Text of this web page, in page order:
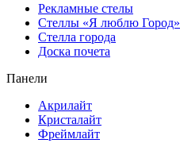
Рекламные стелы
Стеллы «Я люблю Город»
Стелла города
Доска почета
Панели
Акрилайт
Кристалайт
Фреймлайт